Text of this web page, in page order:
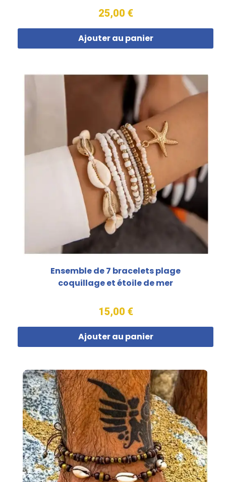
25,00 €
Ajouter au panier
Ensemble de 7 bracelets plage
coquillage et étoile de mer
15,00 €
Ajouter au panier